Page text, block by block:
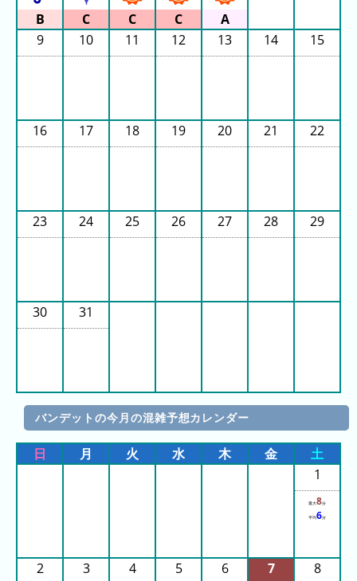
年
(日
ち
時
フ
一
待
間
リ
ン
ク
集
ピ
ロ
ラ
ン
ド
9 10 11 12 13 14 15
16 17 18 19 20 21 22
23 24 25 26 27 28 29
30 31
バンデットの今月の混雑予想カレンダー
日 月 火 水 木 金
土
1
最大8分
平均6分
2 3 4 5 6 7 8